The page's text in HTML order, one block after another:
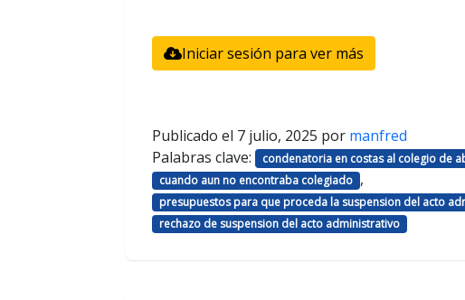
Iniciar sesión para ver más
Publicado el 7 julio, 2025 por manfred
Palabras clave:
condenatoria en costas al colegio de
cuando aun no encontraba colegiado ,
presupuestos para que proceda la suspension del acto
rechazo de suspension del acto administrativo